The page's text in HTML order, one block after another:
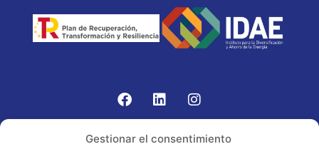
Gestionar el consentimiento